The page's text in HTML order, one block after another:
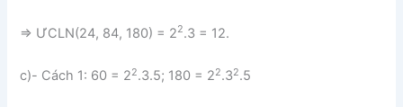
⇒ ƯCLN(24, 84, 180) = 22.3 = 12.
c)- Cách 1: 60 = 22.3.5; 180 = 22.32.5